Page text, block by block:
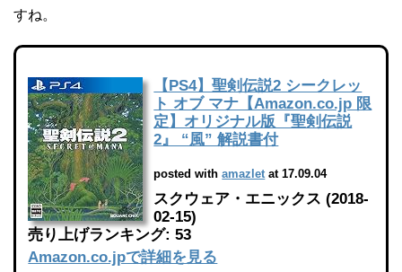
すね。
【PS4】聖剣伝説2 シークレッ
ト オブ マナ【Amazon.co.jp 限
定】オリジナル版『聖剣伝説
2』 “風” 解説書付
posted withamazletat 17.09.04
スクウェア・エニックス (2018-
02-15)
売り上げランキング: 53
Amazon.co.jpで詳細を見る